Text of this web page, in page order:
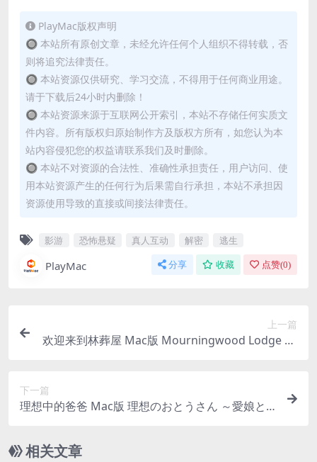
PlayMac版权声明
🔘 本站所有原创文章，未经允许任何个人组织不得转载，否
则将追究法律责任。
🔘 本站资源仅供研究、学习交流，不得用于任何商业用途。
请于下载后24小时内删除！
🔘 本站资源来源于互联网公开索引，本站不存储任何实质文
件内容。所有版权归原始制作方及版权方所有，如您认为本
站内容侵犯您的权益请联系我们及时删除。
🔘 本站不对资源的合法性、准确性承担责任，用户访问、使
用本站资源产生的任何行为后果需自行承担，本站不承担因
资源使用导致的直接或间接法律责任。
影游 恐怖悬疑 真人互动 解密 逃生
PlayMac 分享 收藏 点赞(0)
上一篇
欢迎来到林葬屋 Mac版 Mourningwood Lodge Fo
下一篇
理想中的爸爸 Mac版 理想のおとうさん ～愛娘と
爱女的同居生活｜含朋友DLC
相关文章